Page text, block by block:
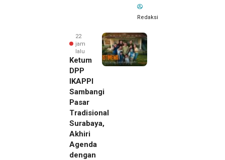
Redaksi
22
jam
lalu
Ketum
DPP
IKAPPI
Sambangi
Pasar
Tradisional
Surabaya,
Akhiri
Agenda
dengan